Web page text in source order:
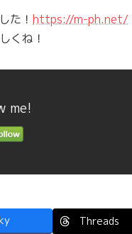
た！ https://m-ph.net/
くね！
me!
Threads